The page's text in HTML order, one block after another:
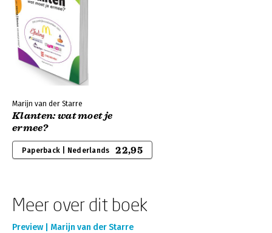
Marijn van der Starre
Klanten: wat moet je
ermee?
Paperback | Nederlands 22,95
Meer over dit boek
Preview | Marijn van der Starre